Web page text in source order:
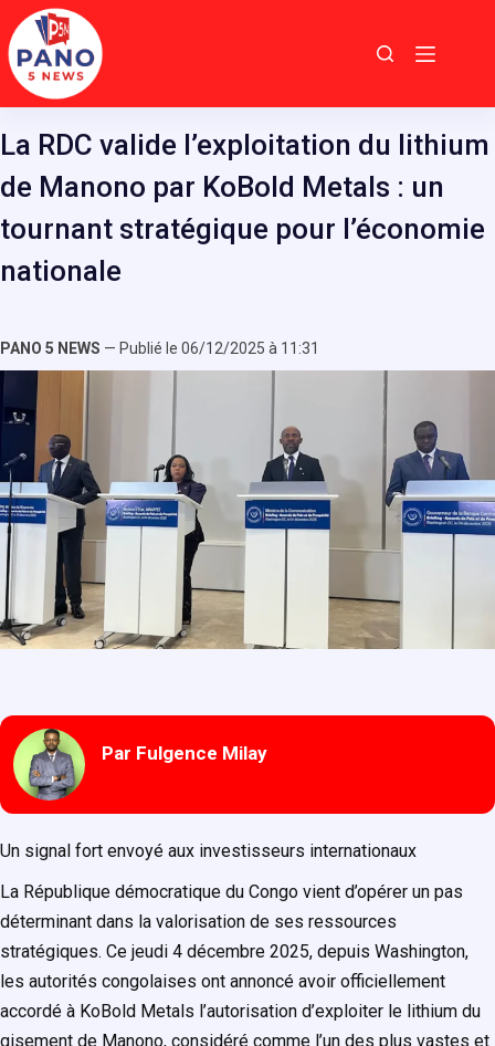
Passer
au
contenu
La RDC valide l’exploitation du lithium
de Manono par KoBold Metals : un
tournant stratégique pour l’économie
nationale
PANO 5 NEWS — Publié le 06/12/2025 à 11:31
Par Fulgence Milay
Un signal fort envoyé aux investisseurs internationaux
La République démocratique du Congo vient d’opérer un pas
déterminant dans la valorisation de ses ressources
stratégiques. Ce jeudi 4 décembre 2025, depuis Washington,
les autorités congolaises ont annoncé avoir officiellement
accordé à KoBold Metals l’autorisation d’exploiter le lithium du
gisement de Manono, considéré comme l’un des plus vastes et